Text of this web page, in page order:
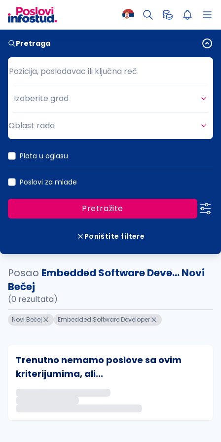
Pretraga
Pozicija, poslodavac ili ključna reč
Pozicija, poslodavac ili ključna reč
Grad
Izaberite grad
Oblast rada
Plata u oglasu
Poslovi za mlade
Pretražite
Poništite filtere
Posao Embedded Software Deve... Novi
Bečej
(0 rezultata)
Novi Bečej Embedded Software Developer
Trenutno nemamo poslove sa ovim
kriterijumima, ali...